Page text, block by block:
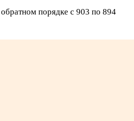
порядке с 903 по 894